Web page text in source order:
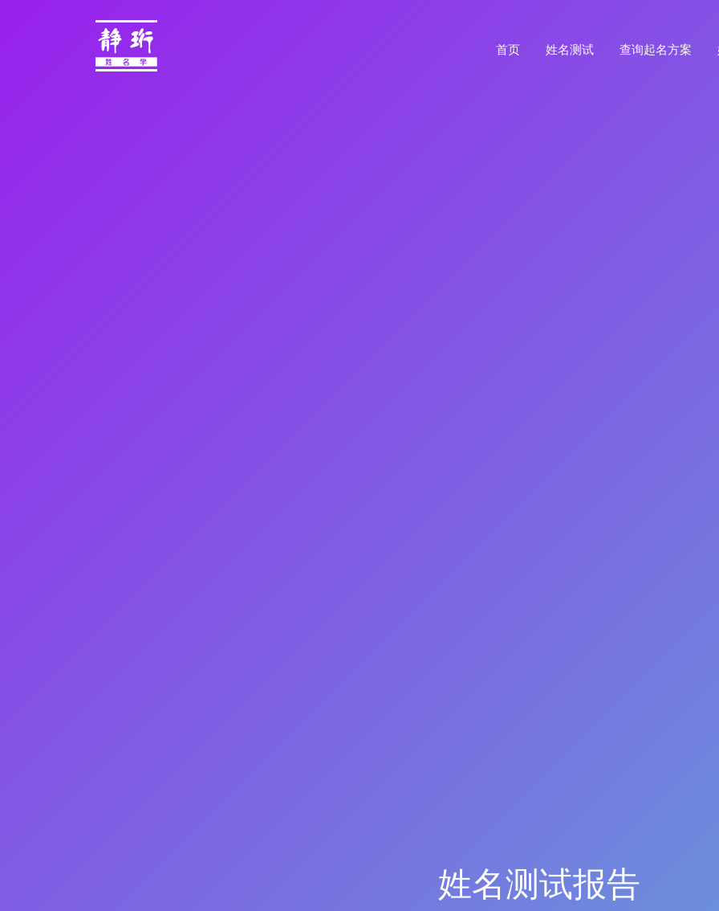
首页 姓名测试 查询起名方案
姓名测试报告